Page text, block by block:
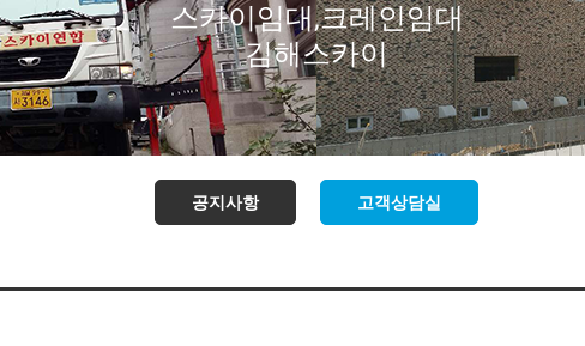
스카이임대,크레인임대
김해스카이
공지사항 고객상담실